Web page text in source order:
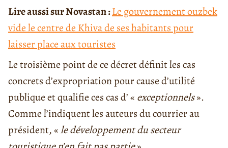
Lire aussi sur Novastan :Le gouvernement ouzbek
vide le centre de Khiva de ses habitants pour
laisser place aux touristes
Le troisième point de ce décret définit les cas
concrets d’expropriation pour cause d’utilité
publique et qualifie ces cas d’ « exceptionnels».
Comme l’indiquent les auteurs du courrier au
président, «le développement du secteur